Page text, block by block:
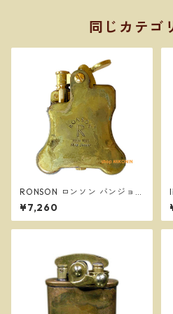
同じカテゴ
RONSON ロンソン バンジョー
ワイルドブラス オイルライタ
ー R01-M010
¥7,260